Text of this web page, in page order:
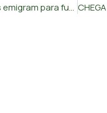
Ventura aponta o dedo ao Governo: “Muitos emigram para fugir a este governo socialista”